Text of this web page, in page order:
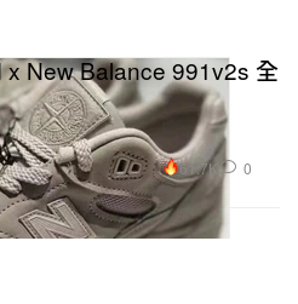
New Balance 991v2s 全
61.7K 0